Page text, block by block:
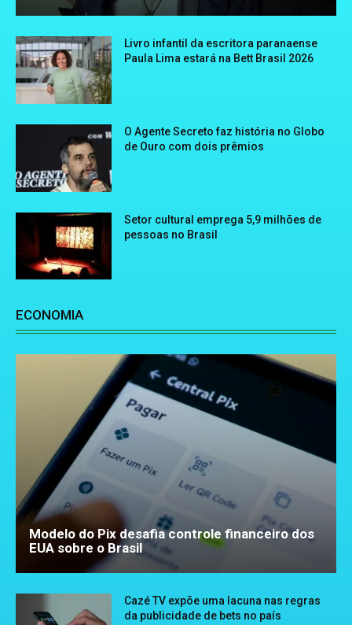
Livro infantil da escritora paranaense
Paula Lima estará na Bett Brasil 2026
O Agente Secreto faz história no Globo
de Ouro com dois prêmios
Setor cultural emprega 5,9 milhões de
pessoas no Brasil
ECONOMIA
Modelo do Pix desafia controle financeiro dos
EUA sobre o Brasil
Cazé TV expõe uma lacuna nas regras
da publicidade de bets no país